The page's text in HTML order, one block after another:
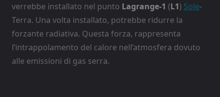
verrebbe installato nel punto Lagrange-1 (L1) Sole-
Terra. Una volta installato, potrebbe ridurre la
forzante radiativa. Questa forza, rappresenta
l’intrappolamento del calore nell’atmosfera dovuto
alle emissioni di gas serra.